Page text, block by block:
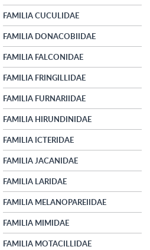
FAMILIA CUCULIDAE
FAMILIA DONACOBIIDAE
FAMILIA FALCONIDAE
FAMILIA FRINGILLIDAE
FAMILIA FURNARIIDAE
FAMILIA HIRUNDINIDAE
FAMILIA ICTERIDAE
FAMILIA JACANIDAE
FAMILIA LARIDAE
FAMILIA MELANOPAREIIDAE
FAMILIA MIMIDAE
FAMILIA MOTACILLIDAE